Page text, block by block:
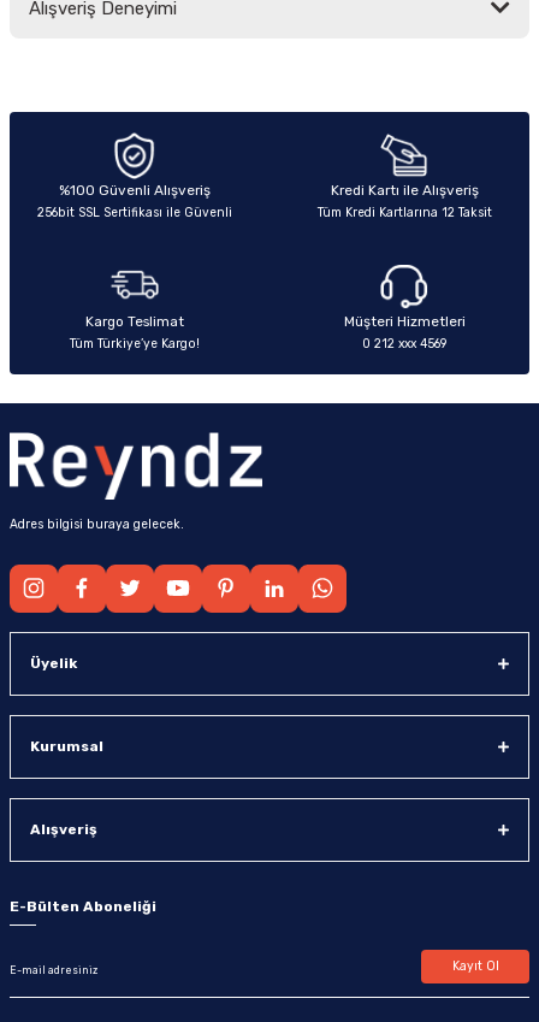
yetersiz gördüğünüz noktaları öneri formunu kullanarak tarafımıza
Ürün açıklamasında eksik bilgiler bulunuyor.
Ürün bilgilerinde hatalar bulunuyor.
Ürün fiyatı diğer sitelerden daha pahalı.
Alışveriş Deneyimi
%100 Güvenli Alışveriş
256bit SSL Sertifikası ile Güvenli
Kredi Kartı ile Alışveriş
Tüm Kredi Kartlarına 12 Taksit
Kargo Teslimat
Tüm Türkiye’ye Kargo!
Müşteri Hizmetleri
0 212 xxx 4569
Adres bilgisi buraya gelecek.
Üyelik
Kurumsal
Alışveriş
E-Bülten Aboneliği
Kayıt Ol